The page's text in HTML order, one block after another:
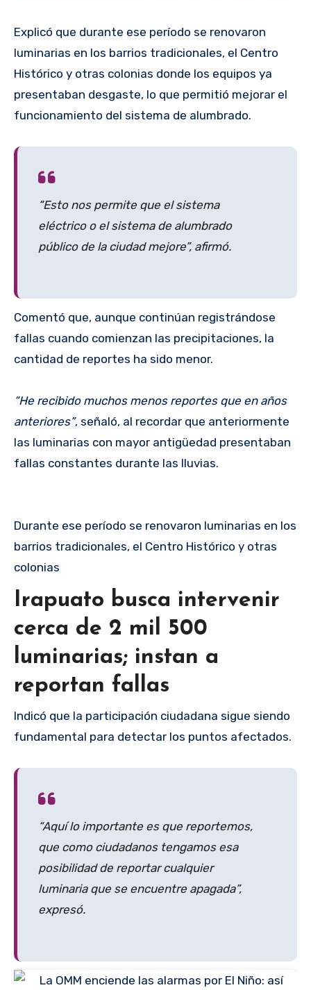
Explicó que durante ese período se renovaron
luminarias en los barrios tradicionales, el Centro
Histórico y otras colonias donde los equipos ya
presentaban desgaste, lo que permitió mejorar el
funcionamiento del sistema de alumbrado.
“Esto nos permite que el sistema
eléctrico o el sistema de alumbrado
público de la ciudad mejore”, afirmó.
Comentó que, aunque continúan registrándose
fallas cuando comienzan las precipitaciones, la
cantidad de reportes ha sido menor.
“He recibido muchos menos reportes que en años
anteriores”, señaló, al recordar que anteriormente
las luminarias con mayor antigüedad presentaban
fallas constantes durante las lluvias.
Durante ese período se renovaron luminarias en los
barrios tradicionales, el Centro Histórico y otras
colonias
Irapuato busca intervenir
cerca de 2 mil 500
luminarias; instan a
reportan fallas
Indicó que la participación ciudadana sigue siendo
fundamental para detectar los puntos afectados.
“Aquí lo importante es que reportemos,
que como ciudadanos tengamos esa
posibilidad de reportar cualquier
luminaria que se encuentre apagada”,
expresó.